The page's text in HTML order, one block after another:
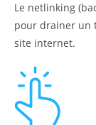
Le netlinking
pour drainer un
site internet.